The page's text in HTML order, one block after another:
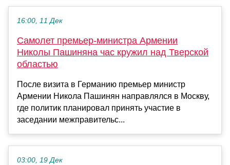
16:00, 11 Дек
Самолет премьер-министра Армении
Николы Пашиняна час кружил над Тверской
областью
После визита в Германию премьер министр
Армении Никола Пашинян направлялся в Москву,
где политик планировал принять участие в
заседании межправительс...
03:00, 19 Дек